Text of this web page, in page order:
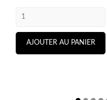
AJOUTER AU PANIER